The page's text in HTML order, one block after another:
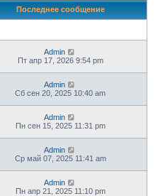
Последнее сообщение
Admin
Пт апр 17, 2026 9:54 pm
Admin
Сб сен 20, 2025 10:40 am
Admin
Пн сен 15, 2025 11:31 pm
Admin
Ср май 07, 2025 11:41 am
Admin
Пн апр 21, 2025 11:10 pm